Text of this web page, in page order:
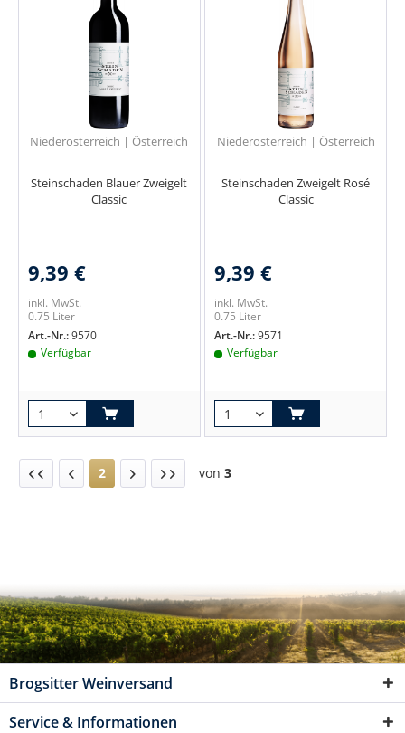
Niederösterreich | Österreich
Steinschaden Blauer Zweigelt
Classic
9,39 €
inkl. MwSt.
0.75 Liter
Art.-Nr.:9570
Verfügbar
Niederösterreich | Österreich
Steinschaden Zweigelt Rosé
Classic
9,39 €
inkl. MwSt.
0.75 Liter
Art.-Nr.:9571
Verfügbar
2 von 3
Brogsitter Weinversand
Service & Informationen